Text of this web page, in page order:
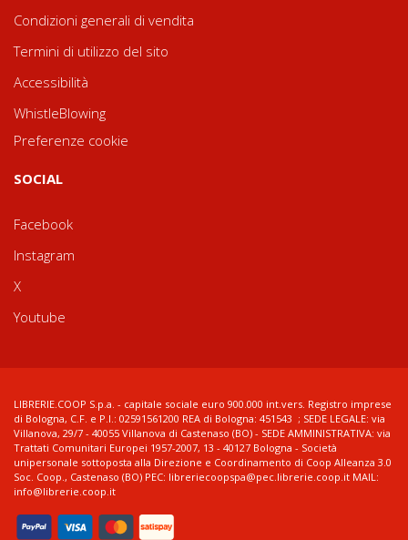
Condizioni generali di vendita
Termini di utilizzo del sito
Accessibilità
WhistleBlowing
Preferenze cookie
SOCIAL
Facebook
Instagram
X
Youtube
LIBRERIE.COOP S.p.a. - capitale sociale euro 900.000 int.vers. Registro imprese
di Bologna, C.F. e P.I.: 02591561200 REA di Bologna: 451543 ; SEDE LEGALE: via
Villanova, 29/7 - 40055 Villanova di Castenaso (BO) - SEDE AMMINISTRATIVA: via
Trattati Comunitari Europei 1957-2007, 13 - 40127 Bologna - Società
unipersonale sottoposta alla Direzione e Coordinamento di Coop Alleanza 3.0
Soc. Coop., Castenaso (BO) PEC: libreriecoopspa@pec.librerie.coop.it MAIL:
info@librerie.coop.it